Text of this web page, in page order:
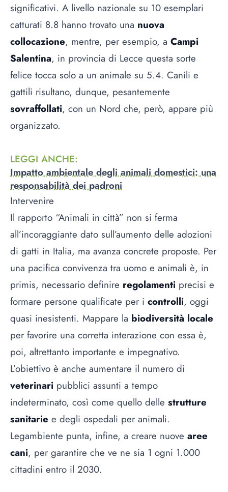
significativi. A livello nazionale su 10 esemplari
catturati 8.8 hanno trovato una nuova
collocazione, mentre, per esempio, a Campi
Salentina, in provincia di Lecce questa sorte
felice tocca solo a un animale su 5.4. Canili e
gattili risultano, dunque, pesantemente
sovraffollati, con un Nord che, però, appare più
organizzato.
LEGGI ANCHE:
Impatto ambientale degli animali domestici: una
responsabilità dei padroni
Intervenire
Il rapporto “Animali in città” non si ferma
all’incoraggiante dato sull’aumento delle adozioni
di gatti in Italia, ma avanza concrete proposte. Per
una pacifica convivenza tra uomo e animali è, in
primis, necessario definire regolamenti precisi e
formare persone qualificate per i controlli, oggi
quasi inesistenti. Mappare la biodiversità locale
per favorire una corretta interazione con essa è,
poi, altrettanto importante e impegnativo.
L’obiettivo è anche aumentare il numero di
veterinari pubblici assunti a tempo
indeterminato, così come quello delle strutture
sanitarie e degli ospedali per animali.
Legambiente punta, infine, a creare nuove aree
cani, per garantire che ve ne sia 1 ogni 1.000
cittadini entro il 2030.